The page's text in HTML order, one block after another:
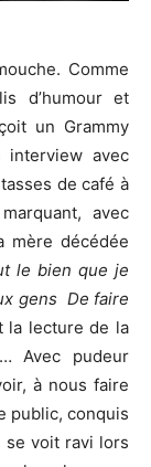
Comme
d’humour et
un Grammy
avec
de café à
avec
mère décédée
le bien que je
gens De faire
la lecture de la
Avec pudeur
à nous faire
public, conquis
se voit ravi lors